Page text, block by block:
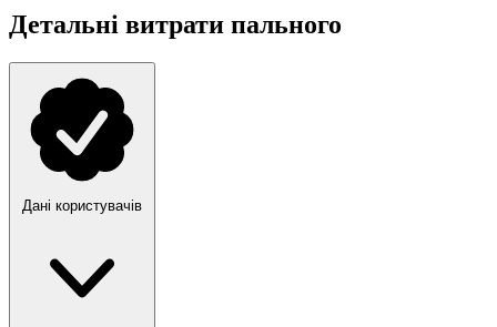
Детальні витрати пального
Дані користувачів